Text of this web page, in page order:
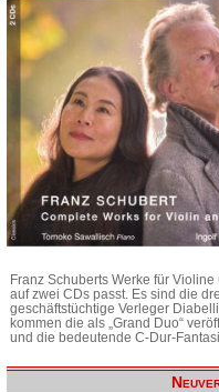
Franz Schuberts Werke für
auf zwei CDs passt. Es sind die
geschäftstüchtige Verleger
kommen die als „Grand Duo“
und die bedeutende C-Dur-